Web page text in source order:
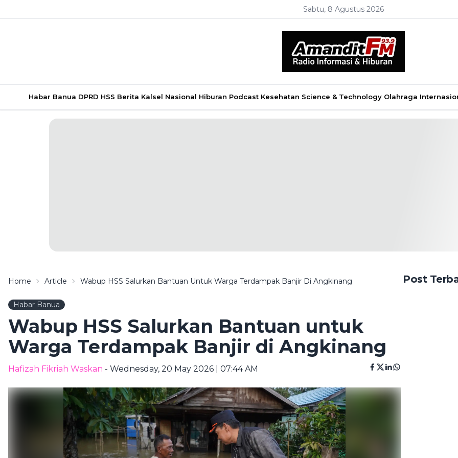
Sabtu, 8 Agustus 2026
Habar Banua DPRD HSS Berita Kalsel Nasional Hiburan Podcast Kesehatan Science & Technology Olahraga
Home Article Wabup HSS Salurkan Bantuan Untuk Warga Terdampak Banjir Di Angkinang
Habar Banua
Wabup HSS Salurkan Bantuan untuk
Warga Terdampak Banjir di Angkinang
Hafizah Fikriah Waskan - Wednesday, 20 May 2026 | 07:44 AM
Post